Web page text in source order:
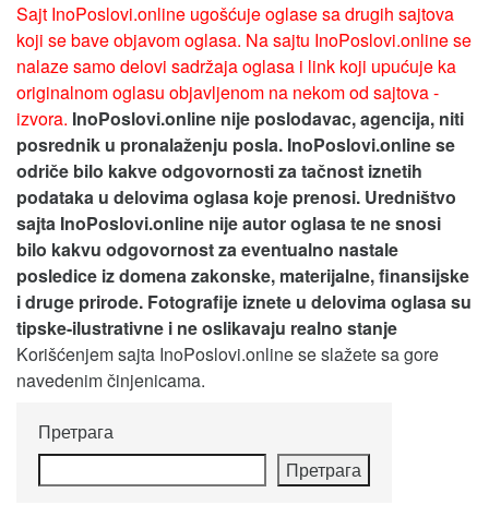
Sajt InoPoslovi.online ugošćuje oglase sa drugih sajtova
koji se bave objavom oglasa. Na sajtu InoPoslovi.online se
nalaze samo delovi sadržaja oglasa i link koji upućuje ka
originalnom oglasu objavljenom na nekom od sajtova -
izvora. InoPoslovi.online nije poslodavac, agencija, niti
posrednik u pronalaženju posla. InoPoslovi.online se
odriče bilo kakve odgovornosti za tačnost iznetih
podataka u delovima oglasa koje prenosi. Uredništvo
sajta InoPoslovi.online nije autor oglasa te ne snosi
bilo kakvu odgovornost za eventualno nastale
posledice iz domena zakonske, materijalne, finansijske
i druge prirode. Fotografije iznete u delovima oglasa su
tipske-ilustrativne i ne oslikavaju realno stanje
Korišćenjem sajta InoPoslovi.online se slažete sa gore
navedenim činjenicama.
Претрага
Претрага